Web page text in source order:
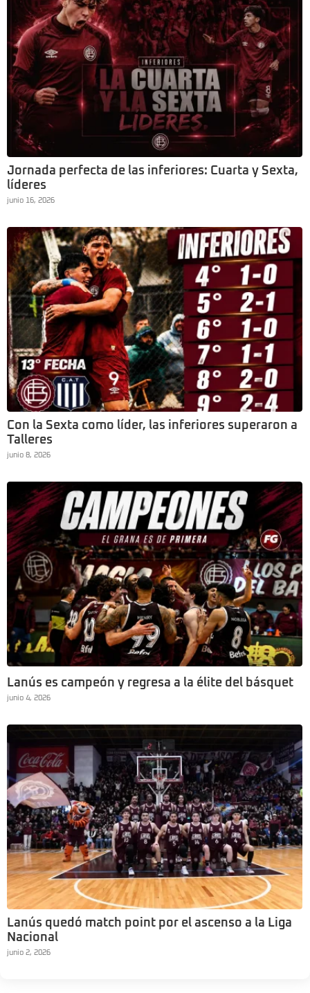
Jornada perfecta de las inferiores: Cuarta y Sexta,
líderes
junio 16, 2026
Con la Sexta como líder, las inferiores superaron a
Talleres
junio 8, 2026
Lanús es campeón y regresa a la élite del básquet
junio 4, 2026
Lanús quedó match point por el ascenso a la Liga
Nacional
junio 2, 2026